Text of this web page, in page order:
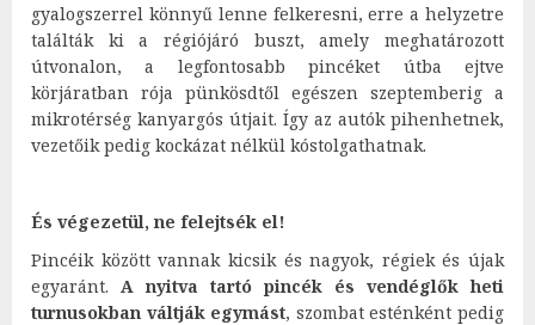
gyalogszerrel könnyű lenne felkeresni, erre a helyzetre
találták ki a régiójáró buszt, amely meghatározott
útvonalon, a legfontosabb pincéket útba ejtve
körjáratban rója pünkösdtől egészen szeptemberig a
mikrotérség kanyargós útjait. Így az autók pihenhetnek,
vezetőik pedig kockázat nélkül kóstolgathatnak.
És végezetül, ne felejtsék el!
Pincéik között vannak kicsik és nagyok, régiek és újak
egyaránt. A nyitva tartó pincék és vendéglők heti
turnusokban váltják egymást, szombat esténként pedig